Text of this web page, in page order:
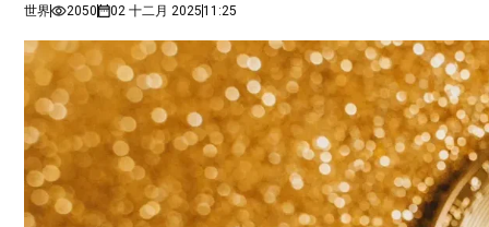
世界 2050 02 十二月 202511:25